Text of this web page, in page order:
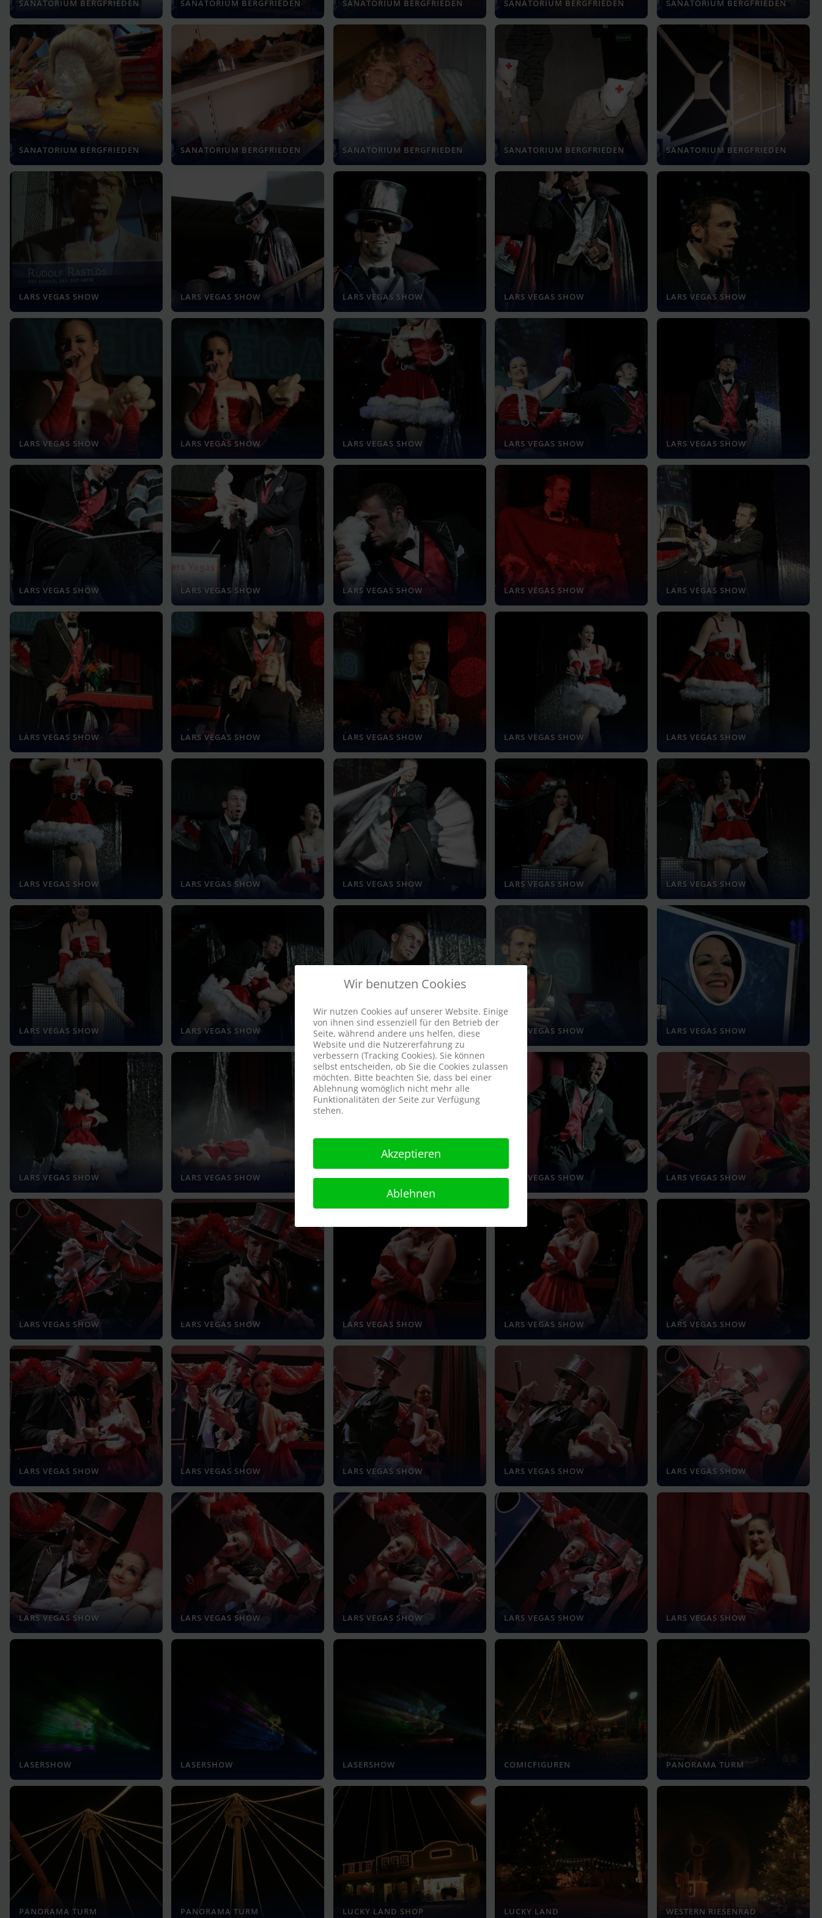
SANATORIUM BERGFRIEDEN SANATORIUM BERGFRIEDEN SANATORIUM BERGFRIEDEN SANATORIUM BERGFRIEDEN SANATORIUM BERGFRIEDEN
SANATORIUM BERGFRIEDEN SANATORIUM BERGFRIEDEN SANATORIUM BERGFRIEDEN SANATORIUM BERGFRIEDEN SANATORIUM BERGFRIEDEN
LARS VEGAS SHOW LARS VEGAS SHOW LARS VEGAS SHOW LARS VEGAS SHOW LARS VEGAS SHOW
LARS VEGAS SHOW LARS VEGAS SHOW LARS VEGAS SHOW LARS VEGAS SHOW LARS VEGAS SHOW
LARS VEGAS SHOW LARS VEGAS SHOW LARS VEGAS SHOW LARS VEGAS SHOW LARS VEGAS SHOW
LARS VEGAS SHOW LARS VEGAS SHOW LARS VEGAS SHOW LARS VEGAS SHOW LARS VEGAS SHOW
LARS VEGAS SHOW LARS VEGAS SHOW LARS VEGAS SHOW LARS VEGAS SHOW LARS VEGAS SHOW
LARS VEGAS SHOW LARS VEGAS SHOW LARS VEGAS SHOW LARS VEGAS SHOW LARS VEGAS SHOW
LARS VEGAS SHOW LARS VEGAS SHOW LARS VEGAS SHOW LARS VEGAS SHOW LARS VEGAS SHOW
LARS VEGAS SHOW LARS VEGAS SHOW LARS VEGAS SHOW LARS VEGAS SHOW LARS VEGAS SHOW
LARS VEGAS SHOW LARS VEGAS SHOW LARS VEGAS SHOW LARS VEGAS SHOW LARS VEGAS SHOW
LARS VEGAS SHOW LARS VEGAS SHOW LARS VEGAS SHOW LARS VEGAS SHOW LARS VEGAS SHOW
LASERSHOW LASERSHOW LASERSHOW COMICFIGUREN PANORAMA TURM
PANORAMA TURM PANORAMA TURM LUCKY LAND SHOP LUCKY LAND WESTERN RIESENRAD
Wir benutzen Cookies
Wir nutzen Cookies auf unserer Website. Einige
von ihnen sind essenziell für den Betrieb der
Seite, während andere uns helfen, diese
Website und die Nutzererfahrung zu
verbessern (Tracking Cookies). Sie können
selbst entscheiden, ob Sie die Cookies zulassen
möchten. Bitte beachten Sie, dass bei einer
Ablehnung womöglich nicht mehr alle
Funktionalitäten der Seite zur Verfügung
stehen.
Akzeptieren
Ablehnen